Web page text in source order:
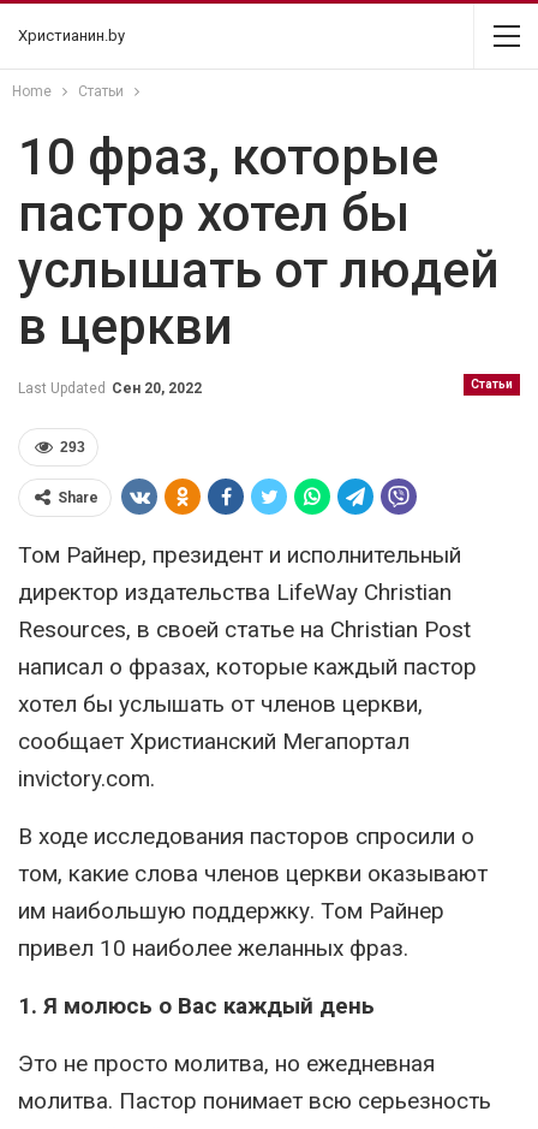
Христианин.by
Home Статьи
10 фраз, которые
пастор хотел бы
услышать от людей
в церкви
Статьи
Last Updated Сен 20, 2022
293
Share
Том Райнер, президент и исполнительный
директор издательства LifeWay Christian
Resources, в своей статье на Christian Post
написал о фразах, которые каждый пастор
хотел бы услышать от членов церкви,
сообщает Христианский Мегапортал
invictory.com.
В ходе исследования пасторов спросили о
том, какие слова членов церкви оказывают
им наибольшую поддержку. Том Райнер
привел 10 наиболее желанных фраз.
1. Я молюсь о Вас каждый день
Это не просто молитва, но ежедневная
молитва. Пастор понимает всю серьезность